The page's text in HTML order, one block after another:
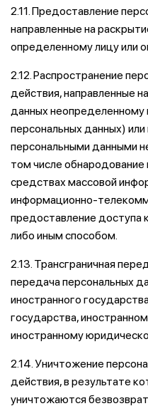
2.11. Предоставление
направленные на
определенному лицу или
2.12. Распространение
действия, направленные
данных неопределенному
персональных данных)
персональными данными
том числе обнародование
средствах массовой
информационно-
предоставление доступа
либо иным способом.
2.13. Трансграничная
передача персональных
иностранного
государства,
иностранному
2.14. Уничтожение
действия, в результате
уничтожаются